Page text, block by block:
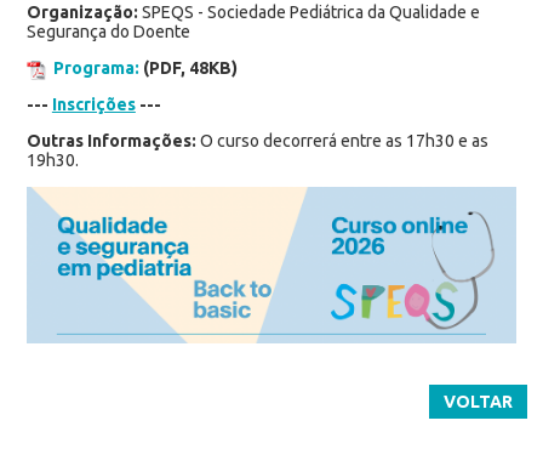
Organização: SPEQS - Sociedade Pediátrica da Qualidade e
Segurança do Doente
Programa: (PDF, 48KB)
--- Inscrições---
Outras Informações: O curso decorrerá entre as 17h30 e as
19h30.
VOLTAR